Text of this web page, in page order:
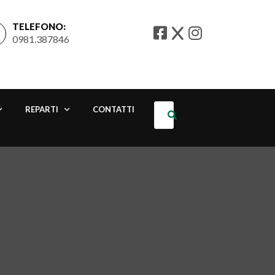
TELEFONO:
0981.387846
REPARTI CONTATTI